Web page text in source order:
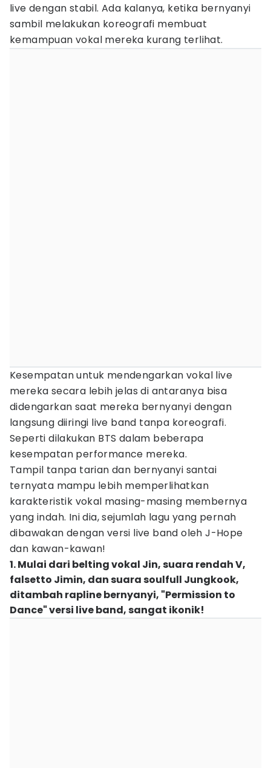
live dengan stabil. Ada kalanya, ketika bernyanyi
sambil melakukan koreografi membuat
kemampuan vokal mereka kurang terlihat.
Kesempatan untuk mendengarkan vokal live
mereka secara lebih jelas di antaranya bisa
didengarkan saat mereka bernyanyi dengan
langsung diiringi live band tanpa koreografi.
Seperti dilakukan BTS dalam beberapa
kesempatan performance mereka.
Tampil tanpa tarian dan bernyanyi santai
ternyata mampu lebih memperlihatkan
karakteristik vokal masing-masing membernya
yang indah. Ini dia, sejumlah lagu yang pernah
dibawakan dengan versi live band oleh J-Hope
dan kawan-kawan!
1. Mulai dari belting vokal Jin, suara rendah V,
falsetto Jimin, dan suara soulfull Jungkook,
ditambah rapline bernyanyi, "Permission to
Dance" versi live band, sangat ikonik!